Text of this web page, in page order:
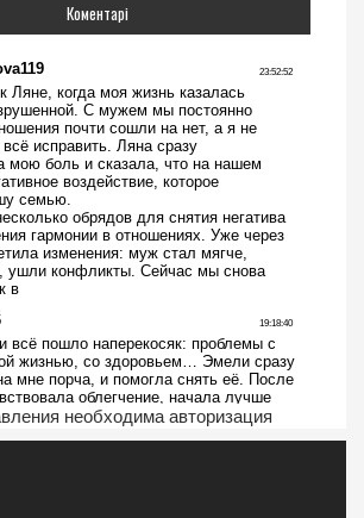
Коментарі
необходима авторизация